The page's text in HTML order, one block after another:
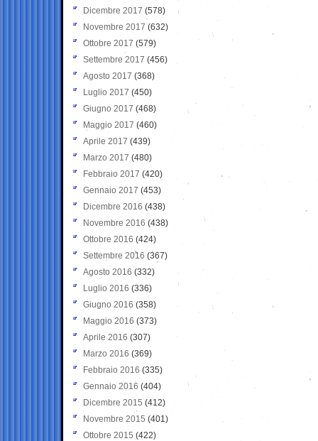
Dicembre 2017 (578)
Novembre 2017 (632)
Ottobre 2017 (579)
Settembre 2017 (456)
Agosto 2017 (368)
Luglio 2017 (450)
Giugno 2017 (468)
Maggio 2017 (460)
Aprile 2017 (439)
Marzo 2017 (480)
Febbraio 2017 (420)
Gennaio 2017 (453)
Dicembre 2016 (438)
Novembre 2016 (438)
Ottobre 2016 (424)
Settembre 2016 (367)
Agosto 2016 (332)
Luglio 2016 (336)
Giugno 2016 (358)
Maggio 2016 (373)
Aprile 2016 (307)
Marzo 2016 (369)
Febbraio 2016 (335)
Gennaio 2016 (404)
Dicembre 2015 (412)
Novembre 2015 (401)
Ottobre 2015 (422)